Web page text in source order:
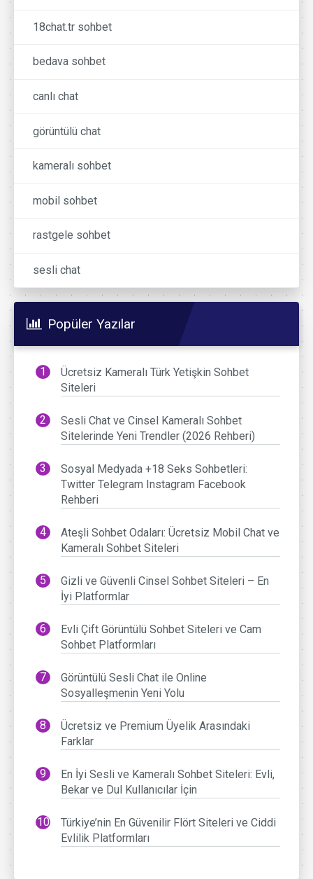
18chat.tr sohbet
bedava sohbet
canlı chat
görüntülü chat
kameralı sohbet
mobil sohbet
rastgele sohbet
sesli chat
Popüler Yazılar
Ücretsiz Kameralı Türk Yetişkin Sohbet
Siteleri
Sesli Chat ve Cinsel Kameralı Sohbet
Sitelerinde Yeni Trendler (2026 Rehberi)
Sosyal Medyada +18 Seks Sohbetleri:
Twitter Telegram Instagram Facebook
Rehberi
Ateşli Sohbet Odaları: Ücretsiz Mobil Chat ve
Kameralı Sohbet Siteleri
Gizli ve Güvenli Cinsel Sohbet Siteleri – En
İyi Platformlar
Evli Çift Görüntülü Sohbet Siteleri ve Cam
Sohbet Platformları
Görüntülü Sesli Chat ile Online
Sosyalleşmenin Yeni Yolu
Ücretsiz ve Premium Üyelik Arasındaki
Farklar
En İyi Sesli ve Kameralı Sohbet Siteleri: Evli,
Bekar ve Dul Kullanıcılar İçin
Türkiye’nin En Güvenilir Flört Siteleri ve Ciddi
Evlilik Platformları